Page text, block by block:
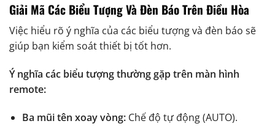
Giải Mã Các Biểu Tượng Và Đèn Báo Trên Điều Hòa
Việc hiểu rõ ý nghĩa của các biểu tượng và đèn báo sẽ
giúp bạn kiểm soát thiết bị tốt hơn.
Ý nghĩa các biểu tượng thường gặp trên màn hình
remote:
Ba mũi tên xoay vòng:Chế độ tự động (AUTO).